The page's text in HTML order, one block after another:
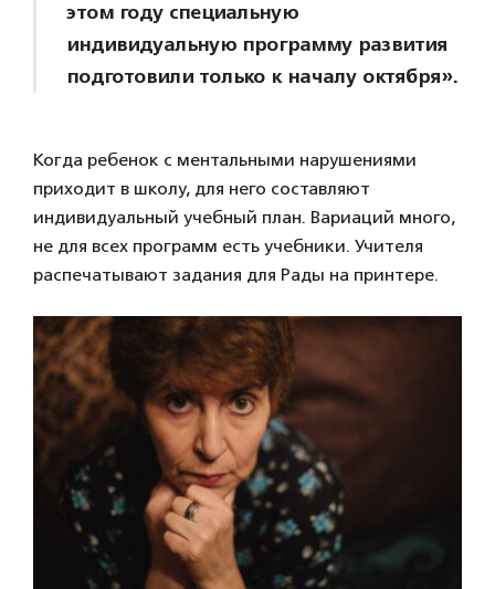
этом году специальную
индивидуальную программу развития
подготовили только к началу октября».
Когда ребенок с ментальными нарушениями
приходит в школу, для него составляют
индивидуальный учебный план. Вариаций много,
не для всех программ есть учебники. Учителя
распечатывают задания для Рады на принтере.